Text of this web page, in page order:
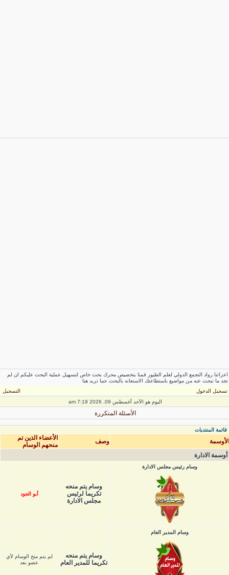
اعزائنا رواد التجمع الدولي لعلم الطيور قمنا بتخصيص محرك بحث خاص لتسهيل عملية البحث عليكم ان لم
تجد ما تبحث عنه من مواضيع باستطاعتك الاستعانه بالبحث عما تريد هنا
تسجيل الدخول
التسجيل
اليوم هو الأحد أغسطس 09, 2026 7:19 am
الأسئلة المتكررة
قائمة المنتديات
الأوسمة وصف
الأعضاء الذين تم
منحهم الوسام
أوسمة الادارة
وسام رئيس مجلس الادارة
وسام يتم منحه
تكريما لرئيس
مجلس الادارة
أبو الجود
وسام المدير العام
وسام يتم منحه
تكريما للمدير العام
لم يتم منح الوسام لأي
عضو بعد